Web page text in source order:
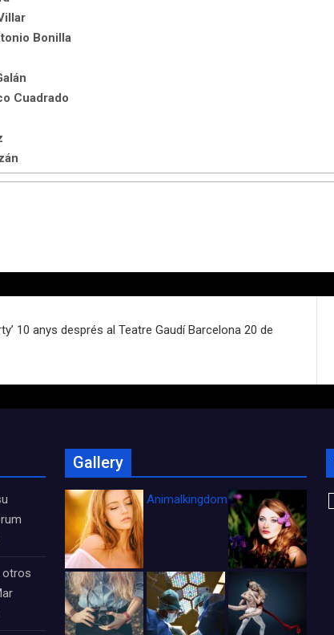
Bonilla
Cuadrado
10 anys després al Teatre Gaudí Barcelona 20 de
otros
Gallery
Animalkingdom_FichaCine